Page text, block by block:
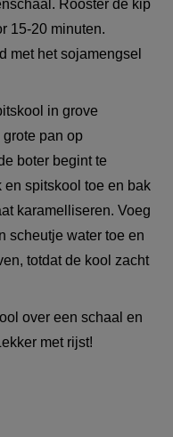
Rooster de kip
15-20 minuten.
met het sojamengsel
in grove
pan op
boter begint te
spitskool toe en bak
karamelliseren. Voeg
scheutje water toe en
totdat de kool zacht
over een schaal en
met rijst!